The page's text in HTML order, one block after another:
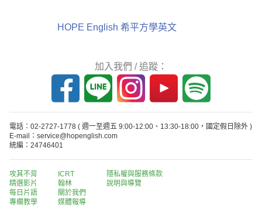
HOPE English 希平方學英文
加入我們 / 追蹤：
電話：02-2727-1778 ( 週一至週五 9:00-12:00、13:30-18:00，國定假日除外 )
E-mail：service@hopenglish.com
統編：24746401
攻其不背
精選影片
每日片語
專欄教學
ICRT
翰林
關於我們
媒體報導
隱私權與服務條款
說明與導覽